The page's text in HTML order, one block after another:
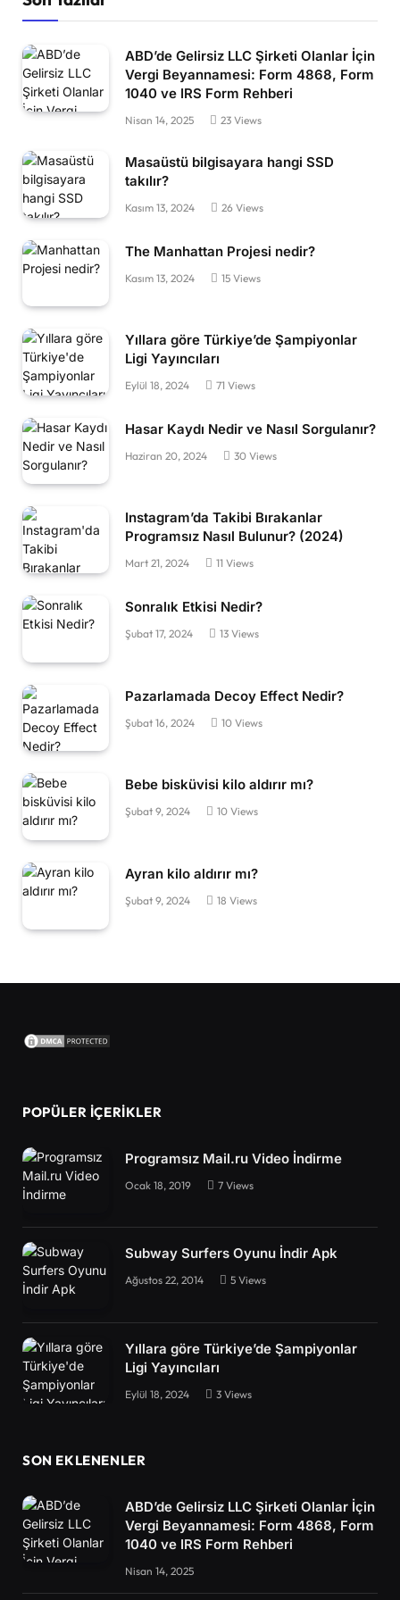
ABD’de Gelirsiz LLC Şirketi Olanlar İçin
Vergi Beyannamesi: Form 4868, Form
1040 ve IRS Form Rehberi
Nisan 14, 2025 23 Views
Masaüstü bilgisayara hangi SSD
takılır?
Kasım 13, 2024 26 Views
The Manhattan Projesi nedir?
Kasım 13, 2024 15 Views
Yıllara göre Türkiye’de Şampiyonlar
Ligi Yayıncıları
Eylül 18, 2024 71 Views
Hasar Kaydı Nedir ve Nasıl Sorgulanır?
Haziran 20, 2024 30 Views
Instagram’da Takibi Bırakanlar
Programsız Nasıl Bulunur? (2024)
Mart 21, 2024 11 Views
Sonralık Etkisi Nedir?
Şubat 17, 2024 13 Views
Pazarlamada Decoy Effect Nedir?
Şubat 16, 2024 10 Views
Bebe bisküvisi kilo aldırır mı?
Şubat 9, 2024 10 Views
Ayran kilo aldırır mı?
Şubat 9, 2024 18 Views
POPÜLER İÇERIKLER
Programsız Mail.ru Video İndirme
Ocak 18, 2019 7 Views
Subway Surfers Oyunu İndir Apk
Ağustos 22, 2014 5 Views
Yıllara göre Türkiye’de Şampiyonlar
Ligi Yayıncıları
Eylül 18, 2024 3 Views
SON EKLENENLER
ABD’de Gelirsiz LLC Şirketi Olanlar İçin
Vergi Beyannamesi: Form 4868, Form
1040 ve IRS Form Rehberi
Nisan 14, 2025